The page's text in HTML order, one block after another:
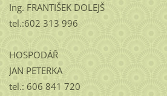
Ing. FRANTIŠEK DOLEJŠ
tel.:602 313 996
HOSPODÁŘ
JAN PETERKA
tel.: 606 841 720